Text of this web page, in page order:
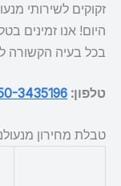
זקוקים לשירותי
בכל בעיה הקשורה
טלפון: 3435196
טבלת מחירון